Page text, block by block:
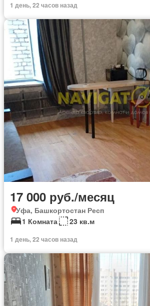
1 день, 22 часов назад
17 000 руб./месяц
Уфа, Башкортостан Респ
1 Комната
23 кв.м
1 день, 22 часов назад